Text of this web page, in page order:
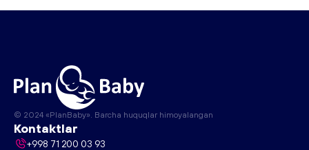
© 2024 «PlanBaby». Barcha huquqlar himoyalangan
Kontaktlar
+998 71 200 03 93